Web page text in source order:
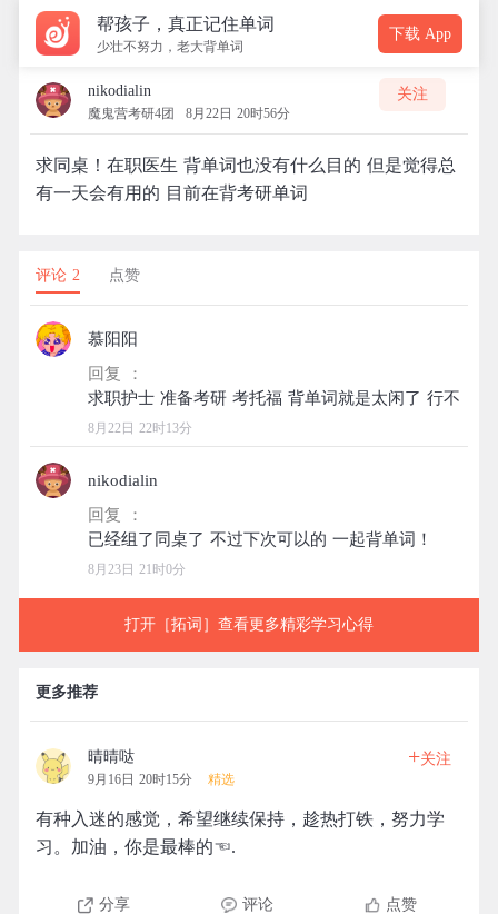
帮孩子，真正记住单词
少壮不努力，老大背单词
下载 App
nikodialin
魔鬼营考研4团 8月22日 20时56分
关注
求同桌！在职医生 背单词也没有什么目的 但是觉得总
有一天会有用的 目前在背考研单词
评论 2 点赞
慕阳阳
回复 ：
8月22日 22时13分
nikodialin
回复 ：
8月23日 21时0分
打开［拓词］查看更多精彩学习心得
更多推荐
晴晴哒
9月16日 20时15分 精选
+关注
有种入迷的感觉，希望继续保持，趁热打铁，努力学
习。加油，你是最棒的☜.
分享 评论 点赞